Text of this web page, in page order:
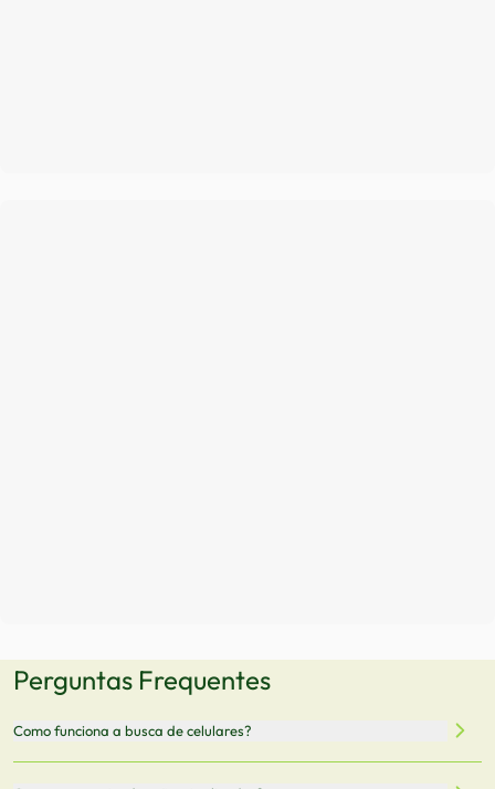
Perguntas Frequentes
Como funciona a busca de celulares?